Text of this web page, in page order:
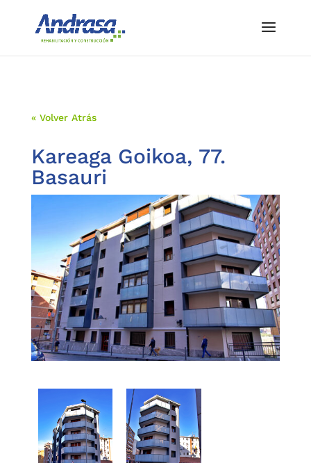
« Volver Atrás
Kareaga Goikoa, 77.
Basauri